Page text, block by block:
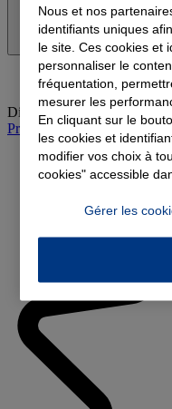
Dimanche:
Fermé
Prendre rendez-vous à
Nous et nos
identifiants uniques
le site. Ces cookies et
personnaliser le
fréquentation,
mesurer les
En cliquant sur le
les cookies et
modifier vos choix à
cookies" accessible
Gérer les